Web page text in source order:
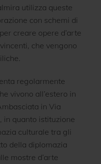
utilizza queste
con schemi di
creare opere d’arte
che vengono
regolarmente
vivono all’estero in
in Via
in quanto istituzione
culturale tra gli
della diplomazia
mostre d’arte